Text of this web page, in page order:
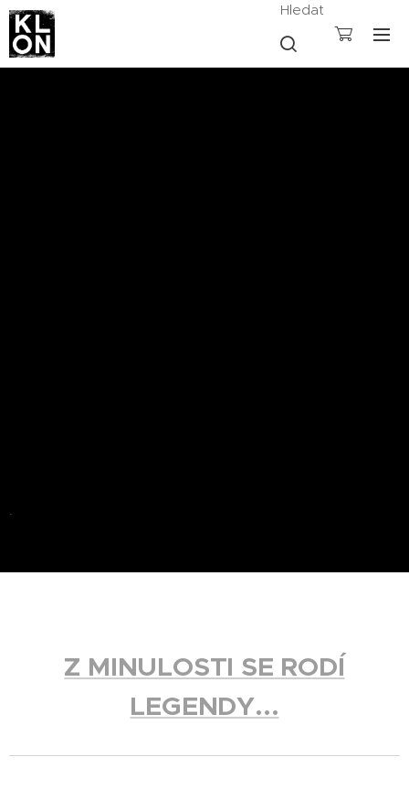
Hledat
.
Z MINULOSTI SE RODÍ
LEGENDY...